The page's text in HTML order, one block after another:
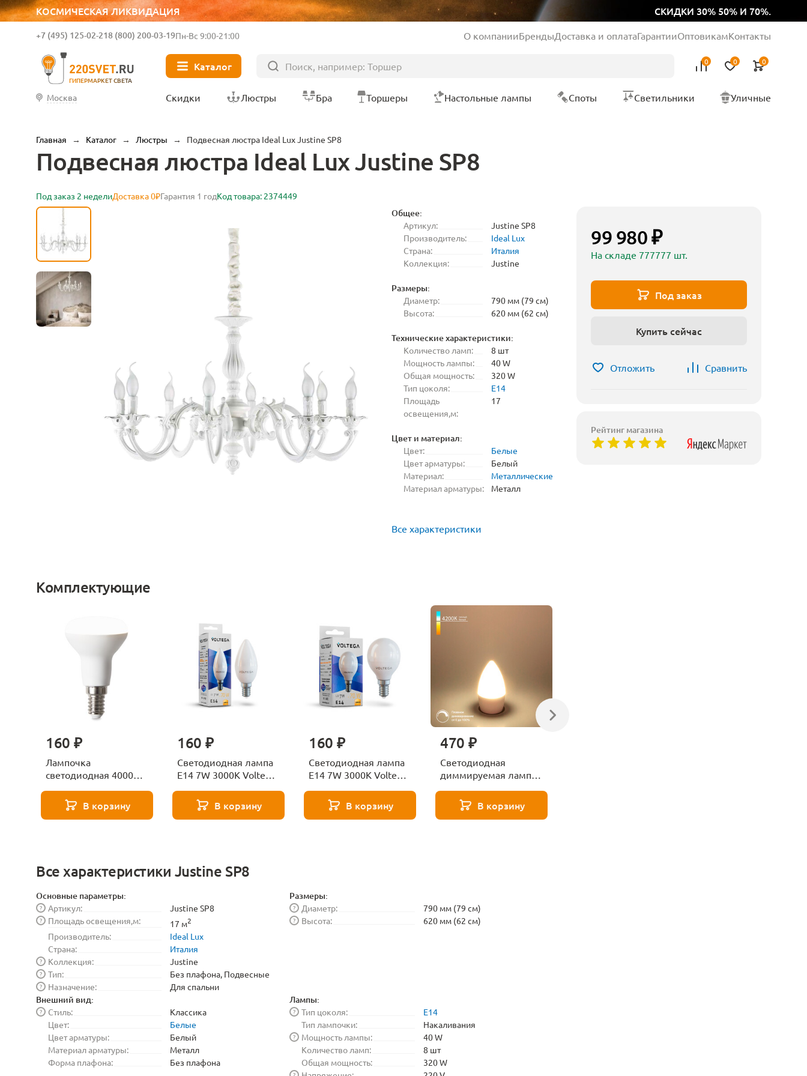
КОСМИЧЕСКАЯ ЛИКВИДАЦИЯ СКИДКИ 30% 50% И 70%.
ГИПЕРМАРКЕТ СВЕТА
+7 (495) 125-02-218 (800) 200-03-19Пн-Вс 9:00-21:00 О компанииБрендыДоставка и оплатаГарантииОптовикамКонтакты
Каталог 0 0 0
Москва Скидки Люстры Бра Торшеры Настольные лампы Споты Светильники Уличные
Главная → Каталог → Люстры → Подвесная люстра Ideal Lux Justine SP8
Подвесная люстра Ideal Lux Justine SP8
Под заказ 2 неделиДоставка 0₽Гарантия 1 годКод товара: 2374449
Общее:
Артикул:
Justine SP8
Производитель:
Ideal Lux
Страна:
Италия
Коллекция:
Justine
Размеры:
Диаметр:
790 мм (79 см)
Высота:
620 мм (62 см)
Технические характеристики:
Количество ламп:
8 шт
Мощность лампы:
40 W
Общая мощность:
320 W
Тип цоколя:
E14
Площадь
освещения,м:
17
Цвет и материал:
Цвет:
Белые
Цвет арматуры:
Белый
Материал:
Металлические
Материал арматуры:
Металл
Все характеристики
Комплектующие
160 ₽
Лампочка
светодиодная 4000К
271 8585В корзину
160 ₽
Светодиодная лампа
E14 7W 3000K Voltega
В корзину
160 ₽
Светодиодная лампа
E14 7W 3000K Voltega
В корзину
470 ₽
Светодиодная
диммируемая лампа
Elektrostandard
BLE1448
В корзину
Все характеристики Justine SP8
Основные параметры:
Артикул:
?
Justine SP8
Площадь освещения,м:
? 17 м2
Производитель:
Ideal Lux
Страна:
Италия
Коллекция:
?
Justine
Тип:
?
Без плафона, Подвесные
Назначение:
? Для спальни
Размеры:
Диаметр:
?
790 мм (79 см)
Высота:
? 620 мм (62 см)
Внешний вид:
Стиль:
?
Классика
Цвет:
Белые
Цвет арматуры:
Белый
Материал арматуры:
Металл
Форма плафона:
Без плафона
Лампы:
Тип цоколя:
?
E14
Тип лампочки:
Накаливания
Мощность лампы:
?
40 W
Количество ламп:
8 шт
Общая мощность:
320 W
99 980 ₽
На складе 777777 шт.
Под заказ
Купить сейчас
Отложить Сравнить
Рейтинг магазина